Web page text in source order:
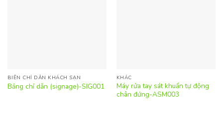
BIỂN CHỈ DẪN KHÁCH SẠN
Bảng chỉ dẫn (signage)-SIG001
KHÁC
Máy rửa tay sát khuẩn tự động
chân đứng-ASM003